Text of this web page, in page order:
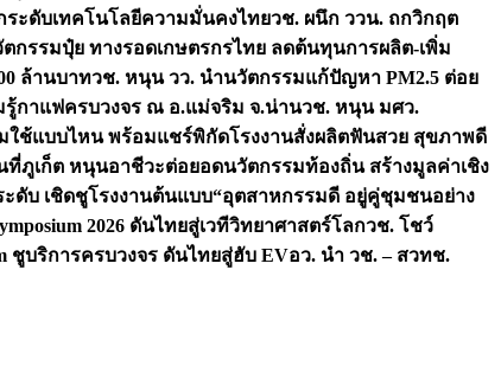
ะดับเทคโนโลยีความมั่นคงไทยวช. ผนึก ววน. ถกวิกฤต
กรรมปุ๋ย ทางรอดเกษตรกรไทย ลดต้นทุนการผลิต-เพิ่ม
ล้านบาทวช. หนุน วว. นำนวัตกรรมแก้ปัญหา PM2.5 ต่อย
กาแฟครบวงจร ณ อ.แม่จริม จ.น่านวช. หนุน มศว.
ใช้แบบไหน พร้อมแชร์พิกัดโรงงานสั่งผลิตฟันสวย สุขภาพดี
ที่ภูเก็ต หนุนอาชีวะต่อยอดนวัตกรรมท้องถิ่น สร้างมูลค่าเชิง
ดับ เชิดชูโรงงานต้นแบบ“อุตสาหกรรมดี อยู่คู่ชุมชนอย่าง
2026 ดันไทยสู่เวทีวิทยาศาสตร์โลกวช. โชว์
ชูบริการครบวงจร ดันไทยสู่ฮับ EVอว. นำ วช. – สวทช.